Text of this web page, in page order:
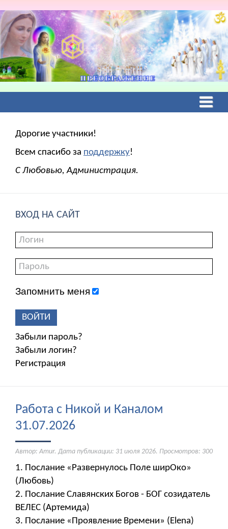
Дорогие участники!
Всем спасибо за поддержку!
С Любовью, Администрация.
ВХОД НА САЙТ
Запомнить меня
ВОЙТИ
Забыли пароль?
Забыли логин?
Регистрация
Работа с Никой и Каналом
31.07.2026
Автор: Amur. Дата публикации: 31 июля 2026. Просмотров: 300
1. Послание «Развернулось Поле ширОко»
(Любовь)
2. Послание Славянских Богов - БОГ созидатель
ВЕЛЕС (Артемида)
3. Послание «Проявление Времени» (Elena)